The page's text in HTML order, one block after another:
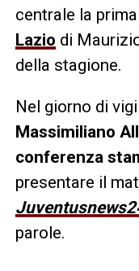
centrale la
Lazio di
della stagione.
Nel giorno di
Massimiliano
conferenza
presentare il
parole.